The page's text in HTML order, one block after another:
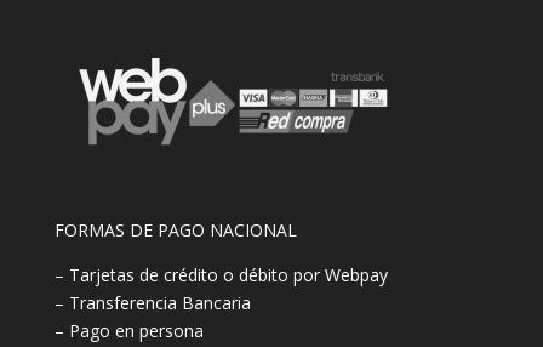
FORMAS DE PAGO NACIONAL
– Tarjetas de crédito o débito por Webpay
– Transferencia Bancaria
– Pago en persona